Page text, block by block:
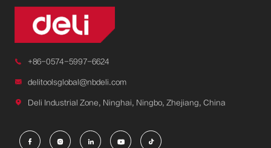
 +86-0574-5997-6624
 delitoolsglobal@nbdeli.com
 Deli Industrial Zone, Ninghai, Ningbo, Zhejiang, China
    